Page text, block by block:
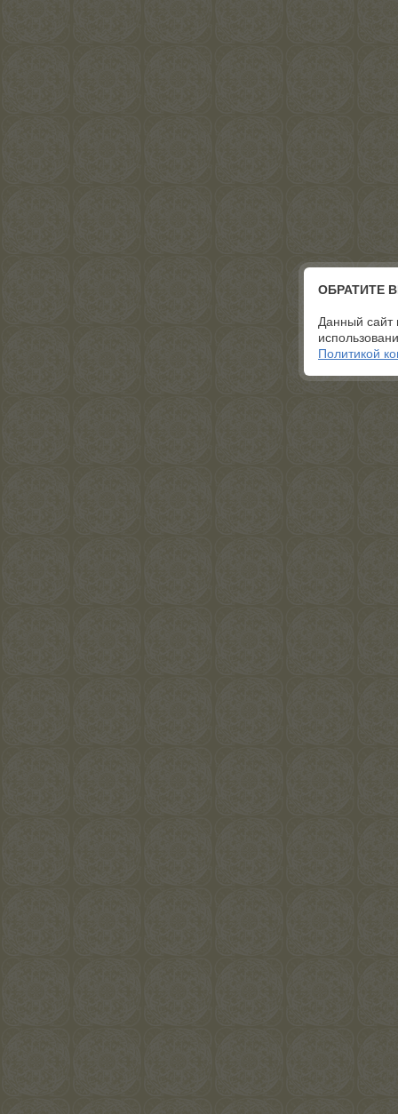
ОБРАТИТЕ
Данный сайт
Политикой